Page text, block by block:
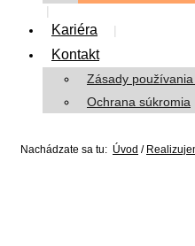
Kariéra
Kontakt
Zásady
Ochrana súkromia
Nachádzate sa tu: Úvod /